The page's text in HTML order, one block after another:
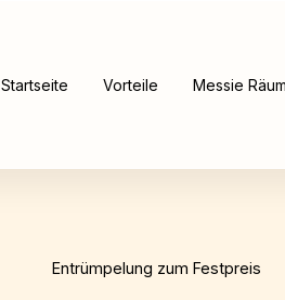
Startseite Vorteile Messie
Entrümpelung zum Festpreis